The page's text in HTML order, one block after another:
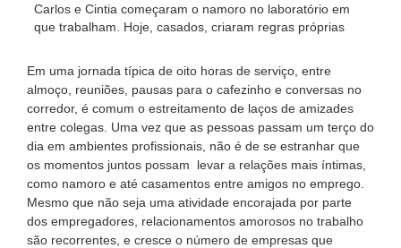
Carlos e Cintia começaram o namoro no laboratório em
que trabalham. Hoje, casados, criaram regras próprias
Em uma jornada típica de oito horas de serviço, entre
almoço, reuniões, pausas para o cafezinho e conversas no
corredor, é comum o estreitamento de laços de amizades
entre colegas. Uma vez que as pessoas passam um terço do
dia em ambientes profissionais, não é de se estranhar que
os momentos juntos possam levar a relações mais íntimas,
como namoro e até casamentos entre amigos no emprego.
Mesmo que não seja uma atividade encorajada por parte
dos empregadores, relacionamentos amorosos no trabalho
são recorrentes, e cresce o número de empresas que